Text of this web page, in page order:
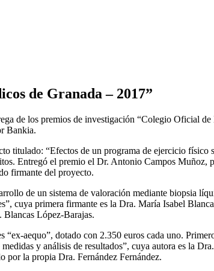
de Granada – 2017”
de los premios de investigación “Colegio Oficial
Bankia.
titulado: “Efectos de un programa de ejercicio
Entregó el premio el Dr. Antonio Campos Muñoz,
firmante del proyecto.
de un sistema de valoración mediante biopsia
cuya primera firmante es la Dra. María Isabel
Blancas López-Barajas.
aequo”, dotado con 2.350 euros cada uno.
y análisis de resultados”, cuya autora es la
por la propia Dra. Fernández Fernández.